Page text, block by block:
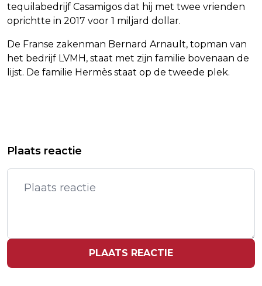
tequilabedrijf Casamigos dat hij met twee vrienden
oprichtte in 2017 voor 1 miljard dollar.
De Franse zakenman Bernard Arnault, topman van
het bedrijf LVMH, staat met zijn familie bovenaan de
lijst. De familie Hermès staat op de tweede plek.
VOOR BRUILOFT SWIFT EN KELCE
NAVO GAAT PIJPLEIDINGEN
AANLEGGEN RICHTING HET OOSTEN
Plaats reactie
PLAATS REACTIE